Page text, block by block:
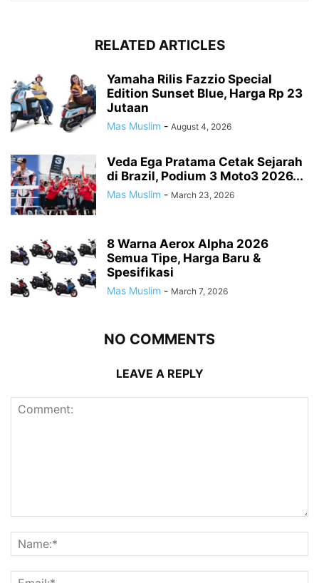
RELATED ARTICLES
Yamaha Rilis Fazzio Special
Edition Sunset Blue, Harga Rp 23
Jutaan
Mas Muslim - August 4, 2026
Veda Ega Pratama Cetak Sejarah
di Brazil, Podium 3 Moto3 2026...
Mas Muslim - March 23, 2026
8 Warna Aerox Alpha 2026
Semua Tipe, Harga Baru &
Spesifikasi
Mas Muslim - March 7, 2026
NO COMMENTS
LEAVE A REPLY